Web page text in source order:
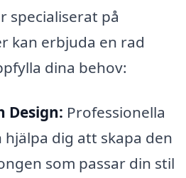
specialiserat på
kan erbjuda en rad
dina behov:
Design: Professionella
hjälpa dig att skapa den
som passar din stil